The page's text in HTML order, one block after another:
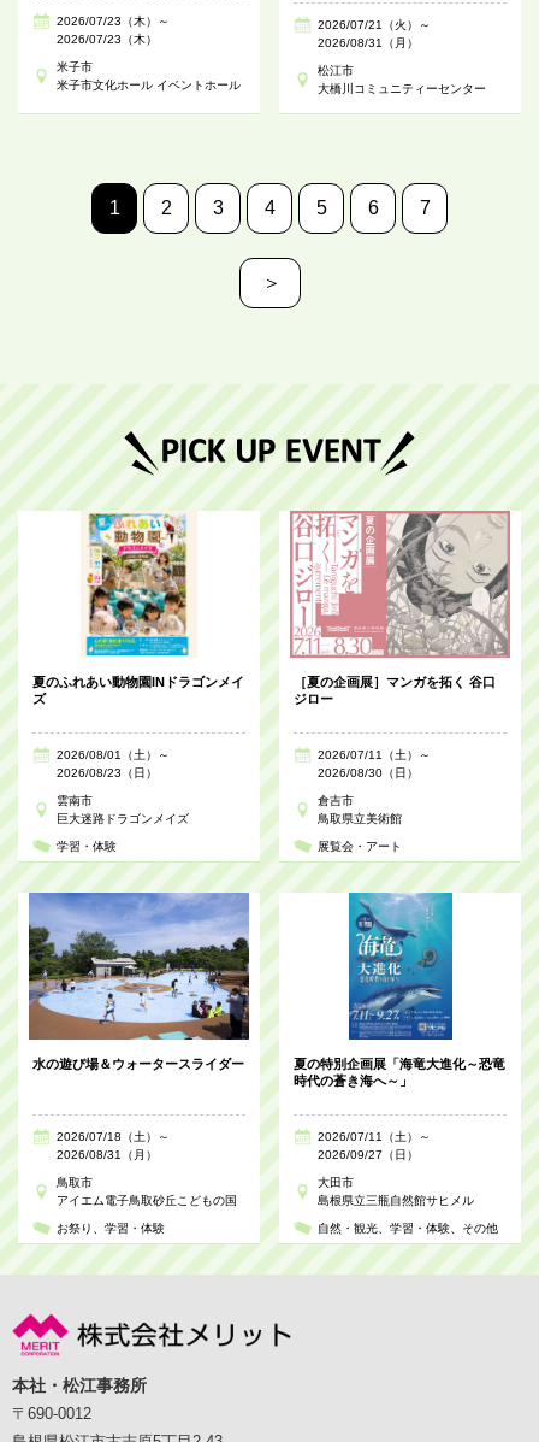
2026/07/23（木）～
2026/07/23（木）
米子市
米子市文化ホール イベントホール
2026/07/21（火）～
2026/08/31（月）
松江市
大橋川コミュニティーセンター
1 2 3 4 5 6 7
＞
夏のふれあい動物園INドラゴンメイ
ズ
2026/08/01（土）～
2026/08/23（日）
雲南市
巨大迷路ドラゴンメイズ
学習・体験
［夏の企画展］マンガを拓く 谷口
ジロー
2026/07/11（土）～
2026/08/30（日）
倉吉市
鳥取県立美術館
展覧会・アート
水の遊び場＆ウォータースライダー
2026/07/18（土）～
2026/08/31（月）
鳥取市
アイエム電子鳥取砂丘こどもの国
お祭り 学習・体験
夏の特別企画展「海竜大進化～恐竜
時代の蒼き海へ～」
2026/07/11（土）～
2026/09/27（日）
大田市
島根県立三瓶自然館サヒメル
自然・観光 学習・体験 その他
本社・松江事務所
〒690-0012